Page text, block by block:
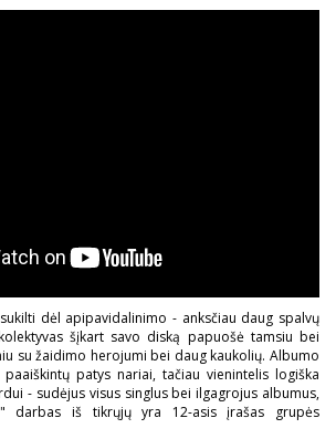
dėl apipavidalinimo - anksčiau daug spalvų
šįkart savo diską papuošė tamsiu bei
su žaidimo herojumi bei daug kaukolių. Albumo
patys nariai, tačiau vienintelis logiška
- sudėjus visus singlus bei ilgagrojus albumus,
darbas iš tikrųjų yra 12-asis įrašas grupės